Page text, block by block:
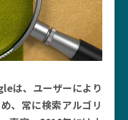
は、ユーザーにより
、常に検索アルゴリ